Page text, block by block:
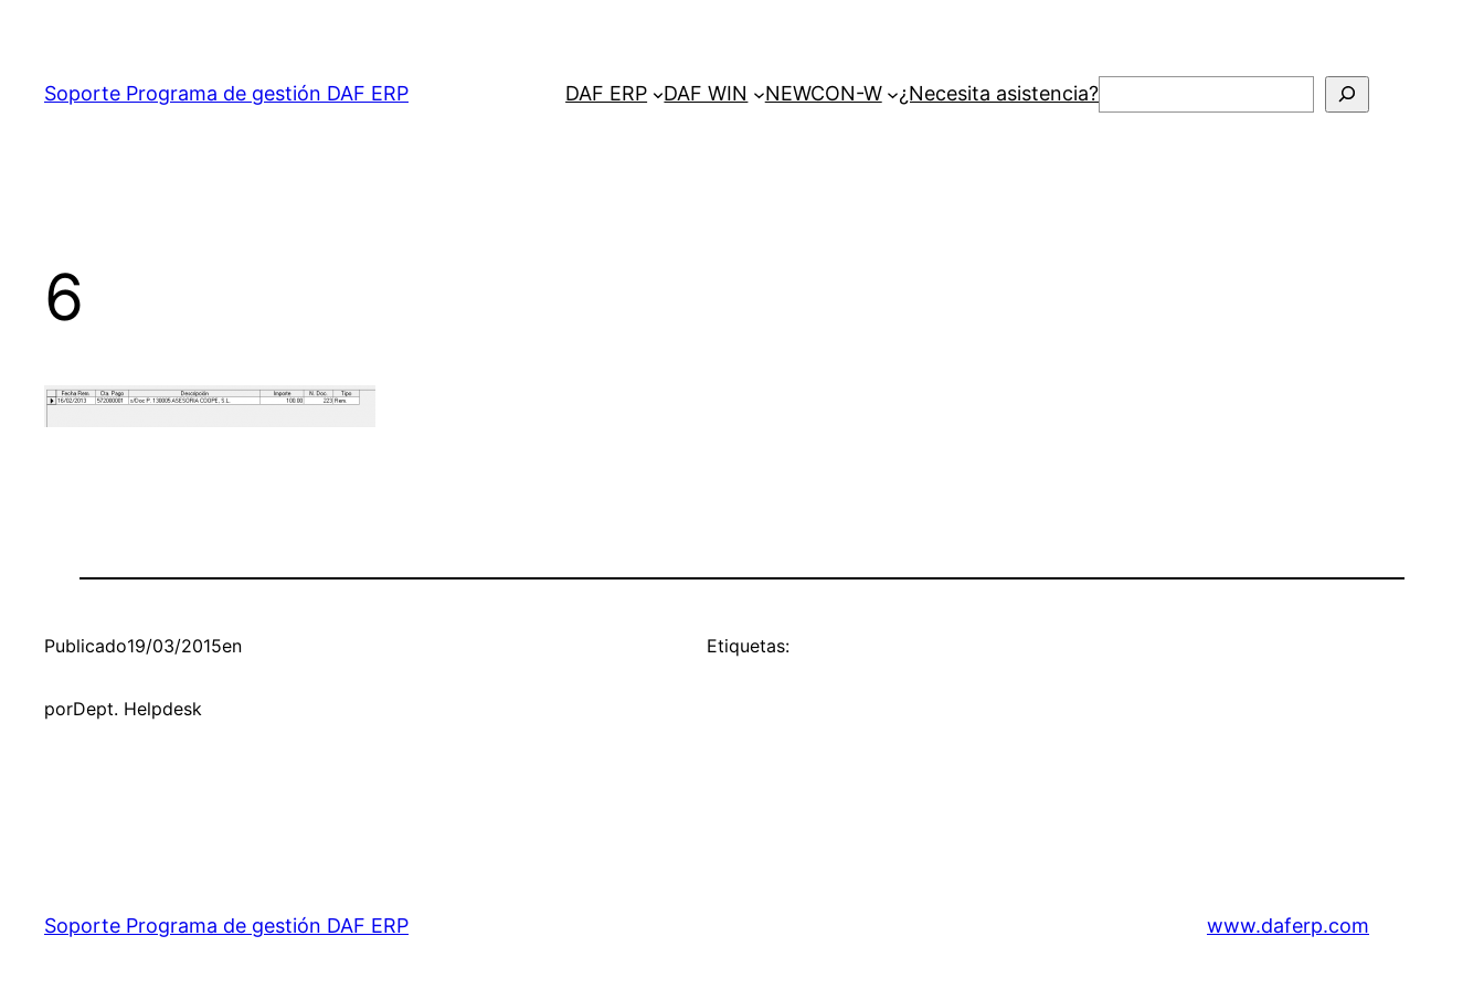
contenido
Soporte Programa de gestión DAF ERP DAF ERP DAF WIN NEWCON-W ¿Necesita asistencia?Buscar
6
Publicado19/03/2015en
porDept. Helpdesk
Etiquetas:
Soporte Programa de gestión DAF ERP www.daferp.com